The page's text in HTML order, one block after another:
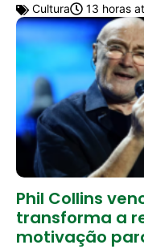
Cultura 13 horas
Phil Collins
transforma a
motivação